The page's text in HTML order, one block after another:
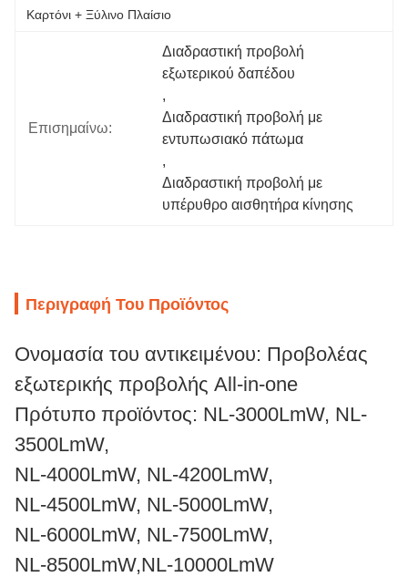
Καρτόνι + Ξύλινο Πλαίσιο
Επισημαίνω:
Διαδραστική προβολή
εξωτερικού δαπέδου
,
Διαδραστική προβολή με
εντυπωσιακό πάτωμα
,
Διαδραστική προβολή με
υπέρυθρο αισθητήρα κίνησης
Περιγραφή Του Προϊόντος
Ονομασία του αντικειμένου: Προβολέας
εξωτερικής προβολής All-in-one
Πρότυπο προϊόντος: NL-3000LmW, NL-
3500LmW,
NL-4000LmW, NL-4200LmW,
NL-4500LmW, NL-5000LmW,
NL-6000LmW, NL-7500LmW,
NL-8500LmW,NL-10000LmW